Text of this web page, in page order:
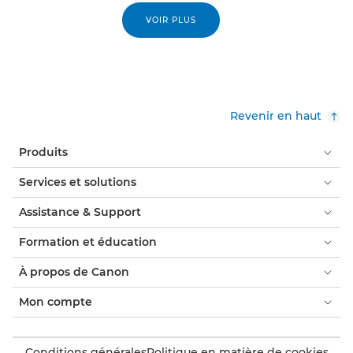
VOIR PLUS
Revenir en haut
Produits
Services et solutions
Assistance & Support
Formation et éducation
À propos de Canon
Mon compte